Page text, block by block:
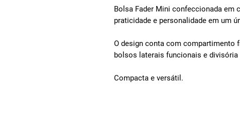
Bolsa Fader Mini confeccionada em
praticidade e personalidade em um
O design conta com compartimento
bolsos laterais funcionais e
Compacta e versátil.